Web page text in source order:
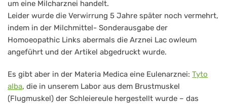
um eine Milcharznei handelt.
Leider wurde die Verwirrung 5 Jahre später noch vermehrt,
indem in der Milchmittel- Sonderausgabe der
Homoeopathic Links abermals die Arznei Lac owleum
angeführt und der Artikel abgedruckt wurde.
Es gibt aber in der Materia Medica eine Eulenarznei: Tyto
alba, die in unserem Labor aus dem Brustmuskel
(Flugmuskel) der Schleiereule hergestellt wurde – das